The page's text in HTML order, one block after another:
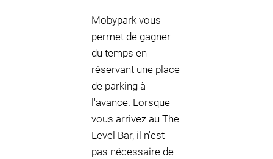
Mobypark vous
permet de gagner
du temps en
réservant une place
de parking à
l'avance. Lorsque
vous arrivez au The
Level Bar, il n'est
pas nécessaire de